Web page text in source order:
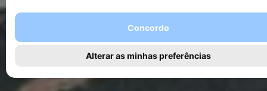
Concordo
Alterar as minhas preferências